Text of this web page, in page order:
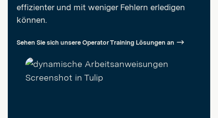
effizienter und mit weniger Fehlern erledigen
können.
Sehen Sie sich unsere Operator Training Lösungen an